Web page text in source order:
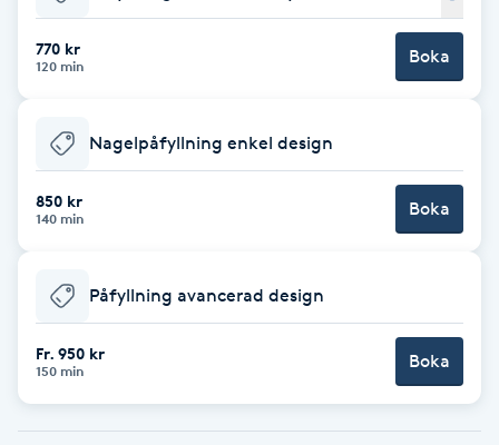
Babylights
Balayage
Barber
Barnklippning
BIAB
770 kr
120 min Boka
Nagelpåfyllning enkel design
850 kr
140 min Boka
Påfyllning avancerad design
Fr. 950 kr
150 min Boka